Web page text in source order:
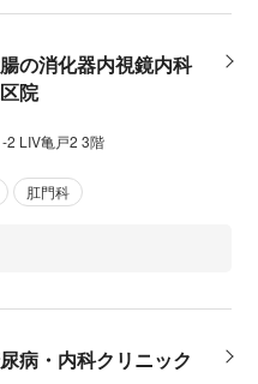
の消化器内視鏡内科
院
2 LIV亀戸2 3階
肛門科
病・内科クリニック